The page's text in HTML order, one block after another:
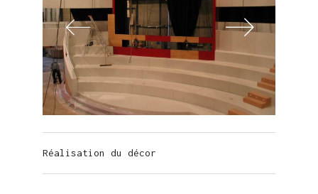
Réalisation du décor